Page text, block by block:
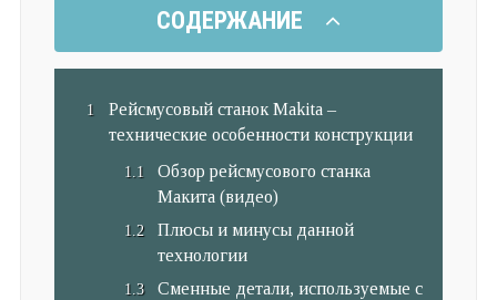
СОДЕРЖАНИЕ
Рейсмусовый станок Makita –
технические особенности конструкции
Обзор рейсмусового станка
Макита (видео)
Плюсы и минусы данной
технологии
Сменные детали, используемые с